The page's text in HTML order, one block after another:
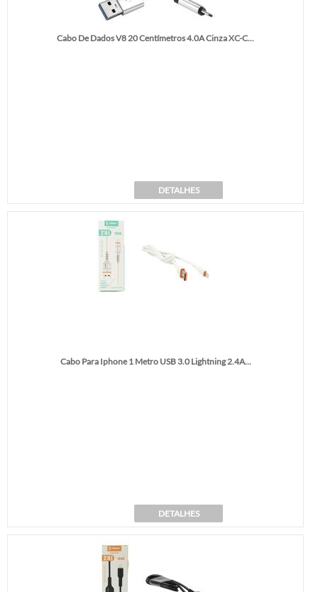
Cabo De Dados V8 20 Centímetros 4.0A Cinza XC-C...
DETALHES
Cabo Para Iphone 1 Metro USB 3.0 Lightning 2.4A...
DETALHES